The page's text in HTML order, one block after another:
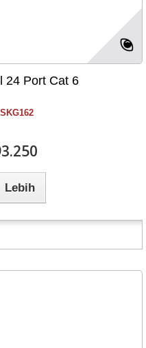
24 Port Cat 6
Lebih